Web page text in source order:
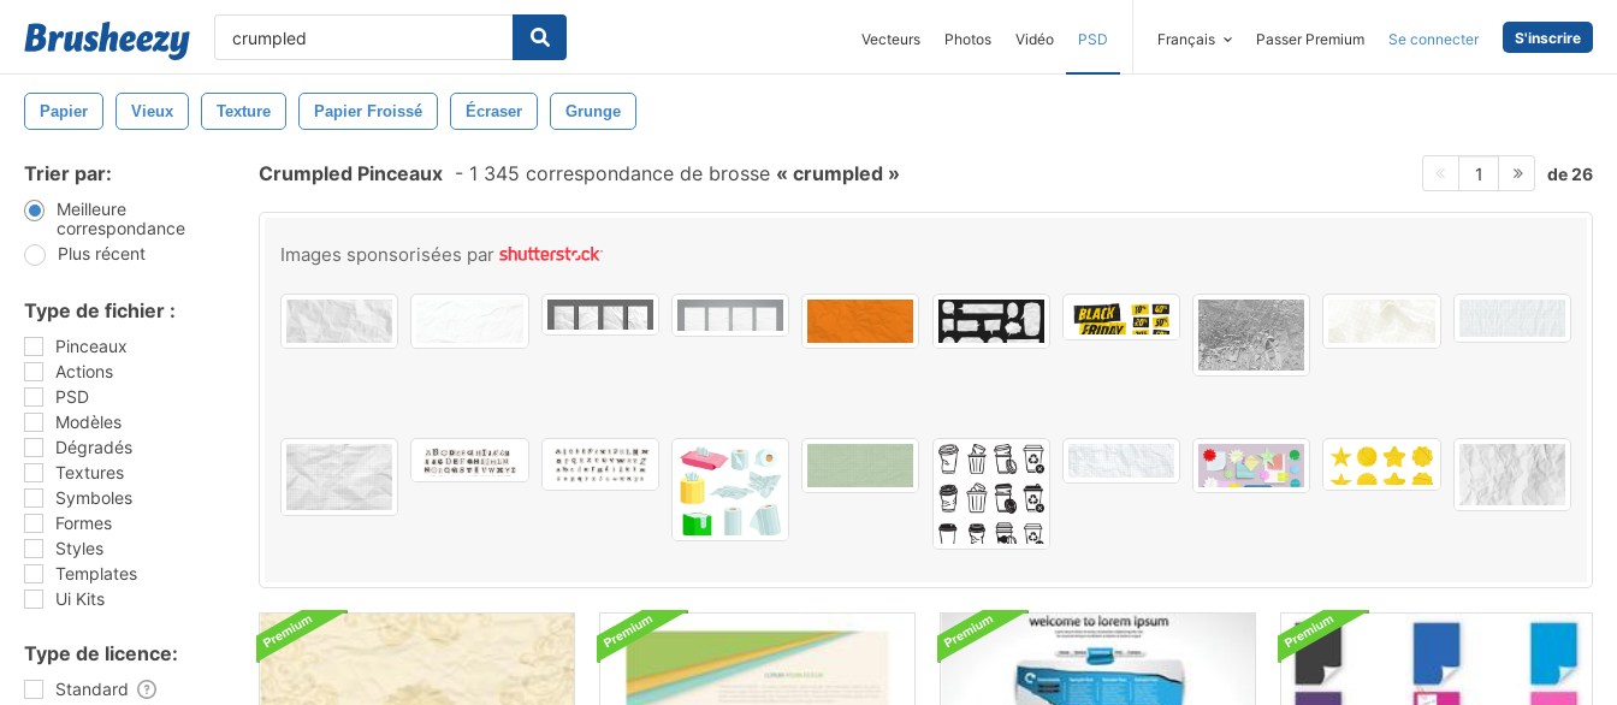
Vecteurs Photos Vidéo PSD Français Passer Premium Se connecter S'inscrire
Papier Vieux Texture Papier Froissé Écraser Grunge
Trier par:
Meilleure
correspondance
Plus récent
Type de fichier :
Pinceaux
Actions
PSD
Modèles
Dégradés
Textures
Symboles
Formes
Styles
Templates
Ui Kits
Type de licence:
Standard
Crumpled Pinceaux - 1 345 correspondance de brosse crumpled 1 de 26
Images sponsorisées par